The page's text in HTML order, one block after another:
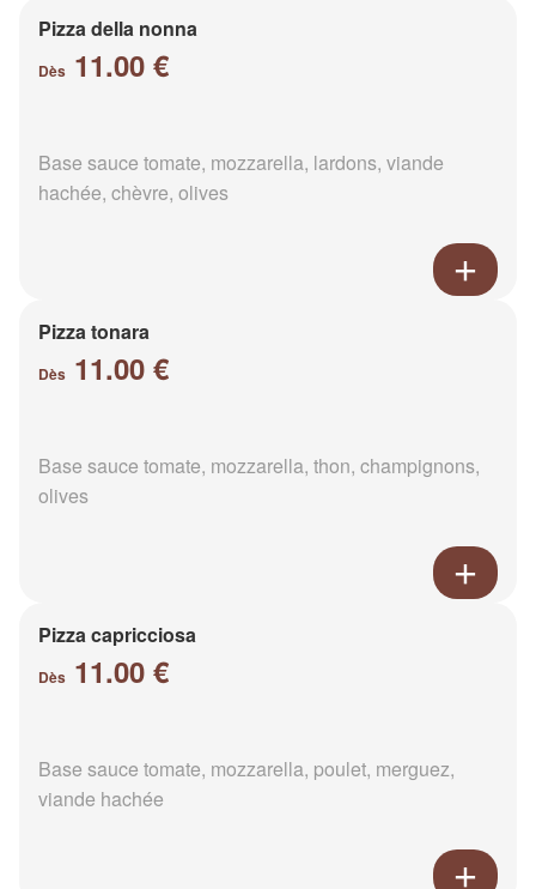
Pizza della nonna
Dès 11.00 €
Base sauce tomate, mozzarella, lardons, viande
hachée, chèvre, olives
Pizza tonara
Dès 11.00 €
Base sauce tomate, mozzarella, thon, champignons,
olives
Pizza capricciosa
Dès 11.00 €
Base sauce tomate, mozzarella, poulet, merguez,
viande hachée